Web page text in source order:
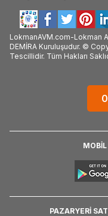
LokmanAVM.com-Lokman
DEMİRA Kuruluşudur. ©
Tescillidir. Tüm Hakları
PAZARYERİ